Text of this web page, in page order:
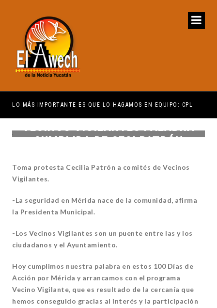
LO MÁS IMPORTANTE ES QUE LO HAGAMOS EN EQUIPO: CPL
VECINOS VIGILANTES PALABRA
CUMPLIDA DE CECI PATRÓN
Toma protesta Cecilia Patrón a comités de Vecinos
Vigilantes.
-La seguridad en Mérida nace de la comunidad, afirma
la Presidenta Municipal.
-Los Vecinos Vigilantes son un puente entre las y los
ciudadanos y el Ayuntamiento.
Hoy cumplimos nuestra palabra en estos 100 Días de
Acción por Mérida y arrancamos con el programa
Vecino Vigilante, que es resultado de la cercanía que
hemos conseguido gracias al interés y la participación